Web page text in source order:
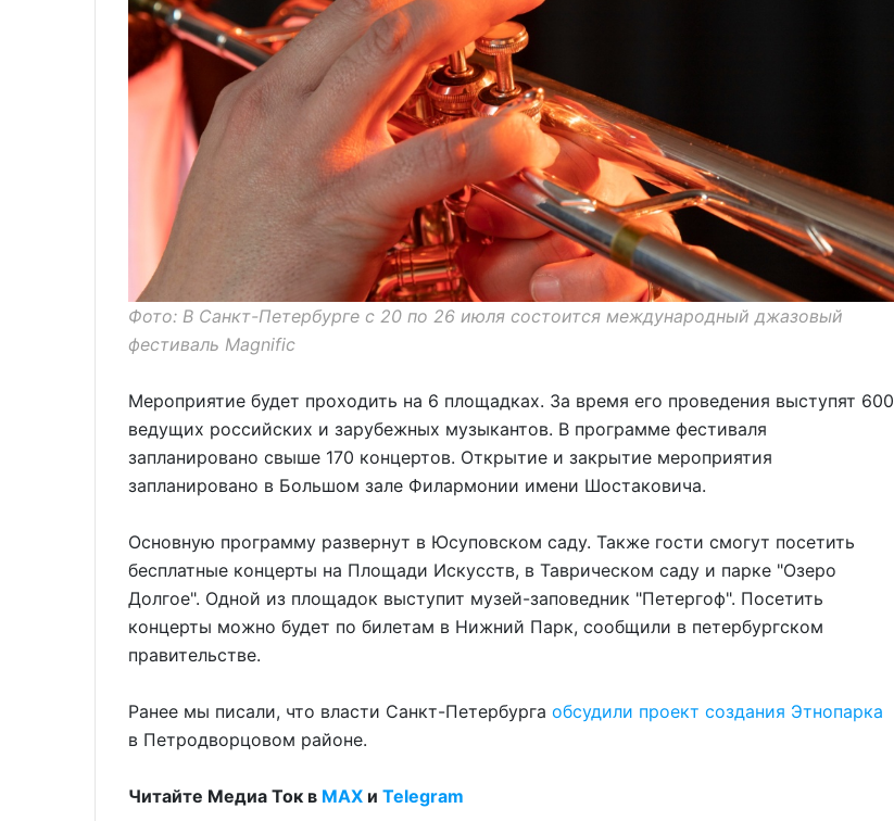
Фото: В Санкт-Петербурге с 20 по 26 июля состоится международный джазовый
фестиваль Magnific
Мероприятие будет проходить на 6 площадках. За время его проведения выступят 600
ведущих российских и зарубежных музыкантов. В программе фестиваля
запланировано свыше 170 концертов. Открытие и закрытие мероприятия
запланировано в Большом зале Филармонии имени Шостаковича.
Основную программу развернут в Юсуповском саду. Также гости смогут посетить
бесплатные концерты на Площади Искусств, в Таврическом саду и парке "Озеро
Долгое". Одной из площадок выступит музей-заповедник "Петергоф". Посетить
концерты можно будет по билетам в Нижний Парк, сообщили в петербургском
правительстве.
Ранее мы писали, что власти Санкт-Петербурга обсудили проект создания Этнопарка
в Петродворцовом районе.
Читайте Медиа Ток в МАХ и Telegram